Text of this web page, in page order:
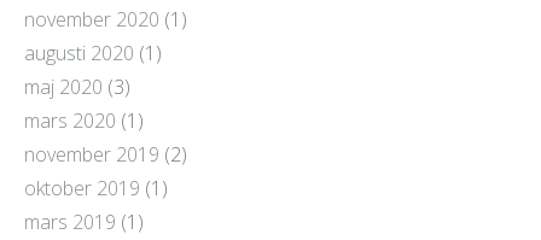
november 2020 (1)
augusti 2020 (1)
maj 2020 (3)
mars 2020 (1)
november 2019 (2)
oktober 2019 (1)
mars 2019 (1)